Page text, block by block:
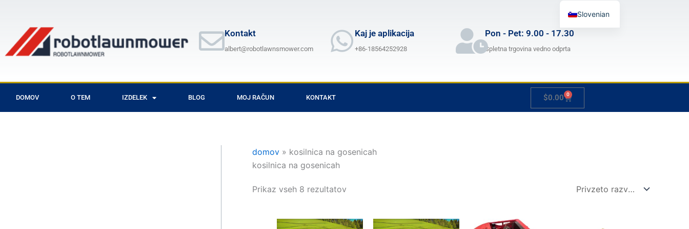
content
Kontakt
albert@robotlawnsmower.com
Kaj je aplikacija
+86-18564252928
Pon - Pet: 9.00 - 17.30
Spletna trgovina vedno odprta
DOMOV O TEM IZDELEK BLOG MOJ RAČUN KONTAKT $0.00 0
Cart
domov » kosilnica na gosenicah
kosilnica na gosenicah
Prikaz vseh 8 rezultatov
Cenovni
Ta
Cenovni
Ta
Cenovni
Slovenian
Japanese